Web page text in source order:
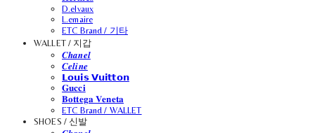
D.elvaux
L.emaire
ETC Brand / 기타
WALLET / 지갑
𝑪𝒉𝒂𝒏𝒆𝒍
𝑪𝒆𝒍𝒊𝒏𝒆
𝗟𝗼𝘂𝗶𝘀 𝗩𝘂𝗶𝘁𝘁𝗼𝗻
𝐆𝐮𝐜𝐜𝐢
𝐁𝐨𝐭𝐭𝐞𝐠𝐚 𝐕𝐞𝐧𝐞𝐭𝐚
ETC Brand / WALLET
SHOES / 신발